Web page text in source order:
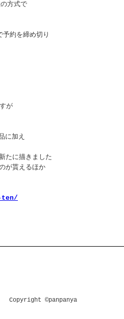
方式で
約を締め切り
が
に加え
たに描きました
が貰えるほか
ten/